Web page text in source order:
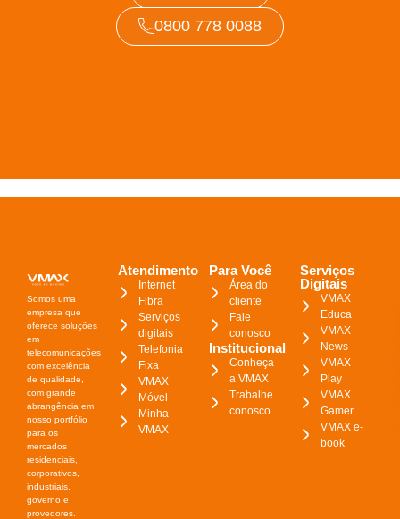
0800 778 0088
Somos uma
empresa que
oferece soluções
em
telecomunicações
com excelência
de qualidade,
com grande
abrangência em
nosso portfólio
para os
mercados
residenciais,
corporativos,
industriais,
governo e
provedores.
Atendimento
Internet
Fibra
Serviços
digitais
Telefonia
Fixa
VMAX
Móvel
Minha
VMAX
Para Você
Área do
cliente
Fale
conosco
Institucional
Conheça
a VMAX
Trabalhe
conosco
Serviços
Digitais
VMAX
Educa
VMAX
News
VMAX
Play
VMAX
Gamer
VMAX e-
book